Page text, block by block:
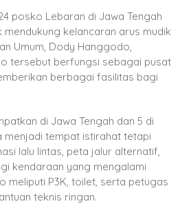
posko Lebaran di Jawa Tengah
mendukung kelancaran arus mudik
Umum, Dody Hanggodo,
tersebut berfungsi sebagai pusat
berbagai fasilitas bagi
di Jawa Tengah dan 5 di
menjadi tempat istirahat tetapi
lalu lintas, peta jalur alternatif,
kendaraan yang mengalami
meliputi P3K, toilet, serta petugas
teknis ringan.